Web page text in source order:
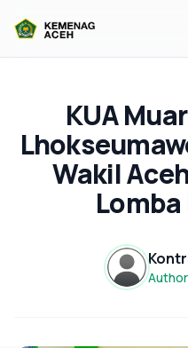
KUA
Wakil
Lomba
Author